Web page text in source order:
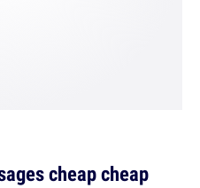
cheap cheap